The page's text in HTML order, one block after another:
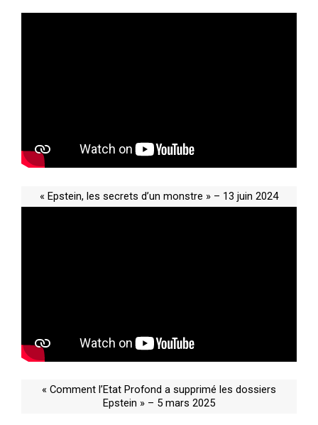
« Epstein, les secrets d’un monstre » – 13 juin 2024
« Comment l’Etat Profond a supprimé les dossiers
Epstein » – 5 mars 2025